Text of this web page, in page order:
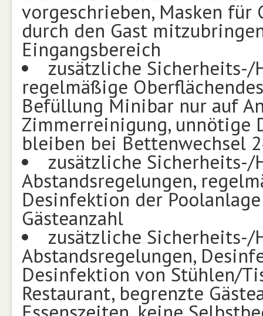
vorgeschrieben, Masken für
durch den Gast
Eingangsbereich
zusätzliche Sicherheits-/
regelmäßige
Befüllung Minibar nur auf
Zimmerreinigung, unnötige
bleiben bei Bettenwechsel
zusätzliche Sicherheits-/
Abstandsregelungen,
Desinfektion der
Gästeanzahl
zusätzliche Sicherheits-/
Abstandsregelungen,
Desinfektion von Stühlen/
Restaurant, begrenzte